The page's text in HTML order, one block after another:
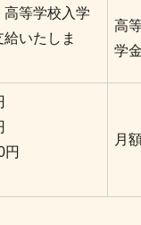
等学校入学
いたしま
高
学
円
月